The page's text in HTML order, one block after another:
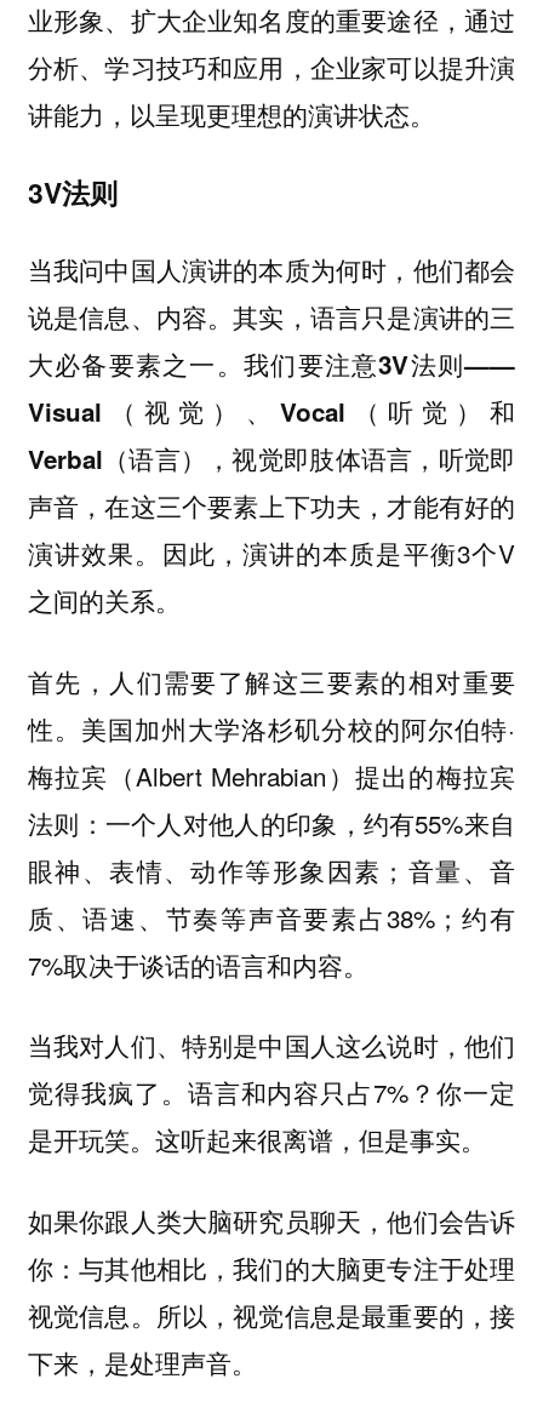
业形象、扩大企业知名度的重要途径，通过
分析、学习技巧和应用，企业家可以提升演
讲能力，以呈现更理想的演讲状态。
3V法则
当我问中国人演讲的本质为何时，他们都会
说是信息、内容。其实，语言只是演讲的三
大必备要素之一。 我们要注意3V法则——
Visual（视觉）、Vocal（听觉）和
Verbal（语言），视觉即肢体语言，听觉即
声音，在这三个要素上下功夫，才能有好的
演讲效果。因此，演讲的本质是平衡3个V
之间的关系。
首先，人们需要了解这三要素的相对重要
性。美国加州大学洛杉矶分校的阿尔伯特·
梅拉宾（Albert Mehrabian）提出的梅拉宾
法则：一个人对他人的印象，约有55%来自
眼神、表情、动作等形象因素；音量、音
质、语速、节奏等声音要素占38%；约有
7%取决于谈话的语言和内容。
当我对人们、特别是中国人这么说时，他们
觉得我疯了。语言和内容只占7%？你一定
是开玩笑。这听起来很离谱，但是事实。
如果你跟人类大脑研究员聊天，他们会告诉
你：与其他相比，我们的大脑更专注于处理
视觉信息。所以，视觉信息是最重要的，接
下来，是处理声音。